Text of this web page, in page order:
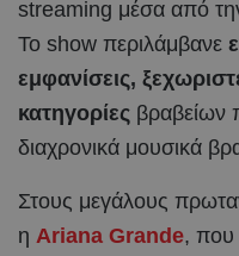
streaming μέσα από
Το show περιλάμβανε
εμφανίσεις,
κατηγορίες βραβείων
διαχρονικά μουσικά
Στους μεγάλους
η Ariana Grande, που